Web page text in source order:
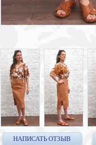
НАПИСАТЬ ОТЗЫВ